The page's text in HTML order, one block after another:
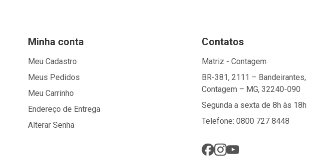
Minha conta
Meu Cadastro
Meus Pedidos
Meu Carrinho
Endereço de Entrega
Alterar Senha
Contatos
Matriz - Contagem
BR-381, 2111 – Bandeirantes,
Contagem – MG, 32240-090
Segunda a sexta de 8h às 18h
Telefone: 0800 727 8448